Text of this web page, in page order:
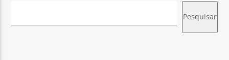
Pesquisar